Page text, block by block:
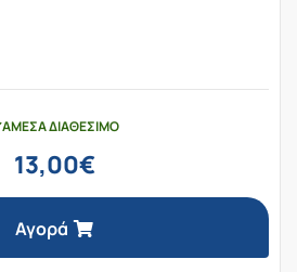
ΆΜΕΣΑ ΔΙΑΘΈΣΙΜΟ
13,00€
Αγορά